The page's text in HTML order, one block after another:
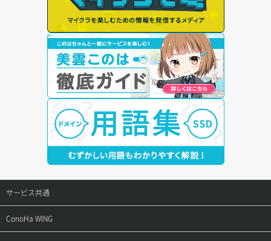
サービス共通
サポートトップ
ConoHa WING